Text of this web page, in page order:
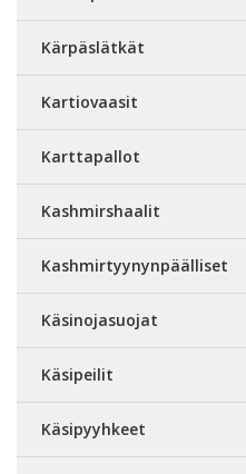
Kärpäslätkät
Kartiovaasit
Karttapallot
Kashmirshaalit
Kashmirtyynynpäälliset
Käsinojasuojat
Käsipeilit
Käsipyyhkeet